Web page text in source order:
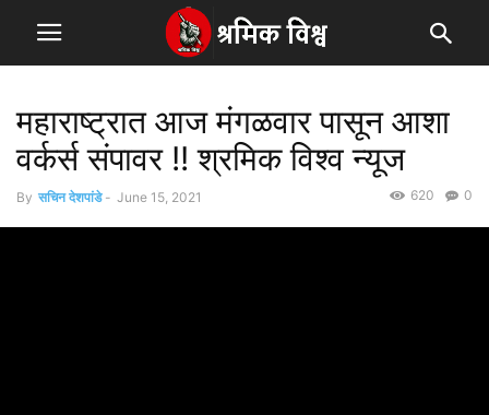
महाराष्ट्रात आज मंगळवार पासून आशा
वर्कर्स संपावर !! श्रमिक विश्व न्यूज
By सचिन देशपांडे - June 15, 2021 0
620